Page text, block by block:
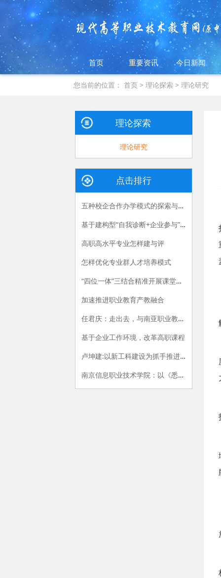
首页 重要资讯 今日新闻
您当前的位置：首页 >理论探索 >理论研究
理论探索
理论研究
点击排行
五种校企合作办学模式的探索与实践
基于建构型“自我诊断+企业参与”的专业评价指标体系构建研究
高职高水平专业怎样建与评
怎样优化专业群人才培养模式
“四位一体”三结合精准开展课堂教学评价的探索与实践
加速推进职业教育产教融合
任君庆：走出去，与南亚职业教育牵手
基于企业工作环境，改革高职课程
卢坤建:以新工科建设为抓手推进高职院校供给侧改革
南京信息职业技术学院：以《悉尼协议》为范式，开展专业内涵建设